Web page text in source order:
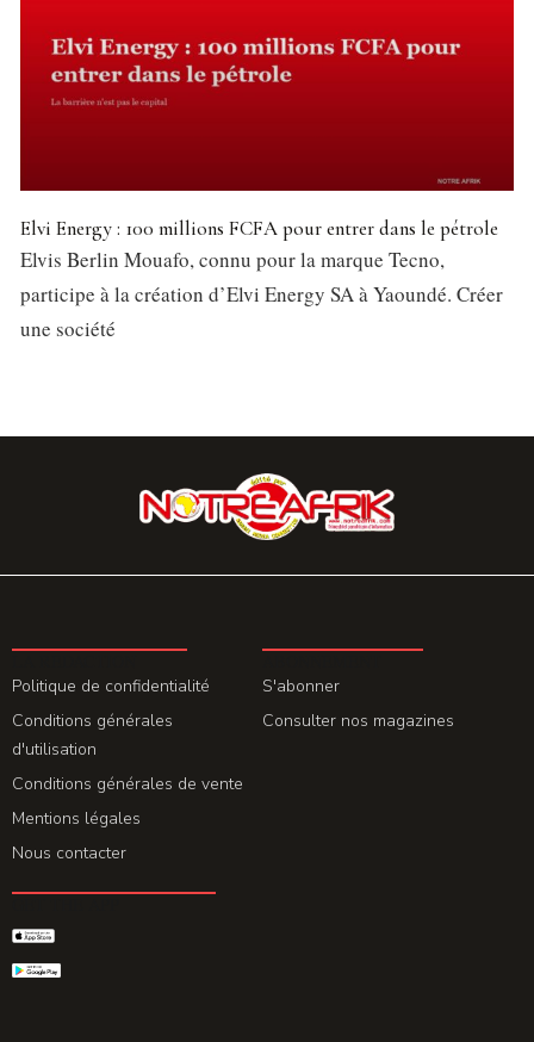
Elvi Energy : 100 millions FCFA pour entrer dans le pétrole
Elvis Berlin Mouafo, connu pour la marque Tecno,
participe à la création d’Elvi Energy SA à Yaoundé. Créer
une société
Politique de confidentialité
Conditions générales
d'utilisation
Conditions générales de vente
Mentions légales
Nous contacter
S'abonner
Consulter nos magazines